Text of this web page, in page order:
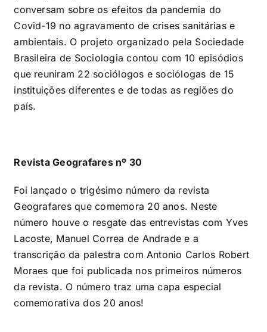
conversam sobre os efeitos da pandemia do
Covid-19 no agravamento de crises sanitárias e
ambientais. O projeto organizado pela Sociedade
Brasileira de Sociologia contou com 10 episódios
que reuniram 22 sociólogos e sociólogas de 15
instituições diferentes e de todas as regiões do
país.
Revista Geografares nº 30
Foi lançado o trigésimo número da revista
Geografares que comemora 20 anos. Neste
número houve o resgate das entrevistas com Yves
Lacoste, Manuel Correa de Andrade e a
transcrição da palestra com Antonio Carlos Robert
Moraes que foi publicada nos primeiros números
da revista. O número traz uma capa especial
comemorativa dos 20 anos!